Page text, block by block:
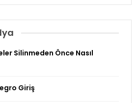
Silinmeden Önce Nasıl
Giriş